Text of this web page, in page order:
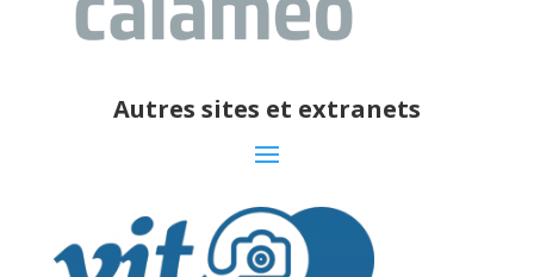
Autres sites et extranets